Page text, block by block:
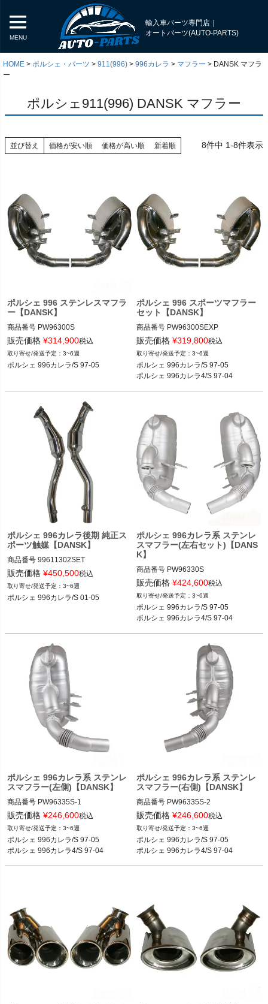
MENU
輸入車パーツ専門店｜
オートパーツ(AUTO-PARTS)
HOME ポルシェ・パーツ 911(996) 996カレラ マフラー
DANSK マフラ
ー
ポルシェ911(996) DANSK マフラー
並び替え 価格が安い順 価格が高い順 新着順 8件中 1-8件表示
ポルシェ 996 ステンレスマフラ
ー【DANSK】
商品番号 PW96300S
PW96300S
メーカー型番1：1620601010
メーカー型番2：96.300S
販売価格 ¥314,900税込
3~6週
ポルシェ 996カレラ/S 97-05
ポルシェ 996 スポーツマフラー
セット【DANSK】
商品番号 PW96300SEXP
メーカー型番1：96.300SEXP
メーカー型番2：1620601110
販売価格 ¥319,800税込
3~6週
ポルシェ 996カレラ/S 97-05
ポルシェ 996カレラ4/S 97-04
ポルシェ 996カレラ後期 純正ス
ポーツ触媒【DANSK】
商品番号 99611302SET
99611302SET
メーカー型番1：1620301110
メーカー型番2：PO-96270S
販売価格 ¥450,500税込
3~6週
ポルシェ 996カレラ/S 01-05
ポルシェ 996カレラ系 ステンレ
スマフラー(左右セット)【DANS
K】
商品番号 PW96330S
PW96330S
メーカー型番1：1620602210
メーカー型番2：	96.330S
参照型番
99611112155、99611112156、9961
1112157、99611112255、99611112
256、99611112257、9961111315
4、99611113157、99611113168、9
9611113254、99611113257、99611
113268、99611121000
販売価格 ¥424,600税込
3~6週
ポルシェ 996カレラ/S 97-05
ポルシェ 996カレラ4/S 97-04
ポルシェ 996カレラ系 ステンレ
スマフラー(左側)【DANSK】
商品番号 PW96335S-1
PW96335S-1
メーカー型番1：96.335S-1
メーカー型番2：1620609570
参照型番
99611112155、99611112156、9961
販売価格 ¥246,600税込
3~6週
ポルシェ 996カレラ/S 97-05
ポルシェ 996カレラ4/S 97-04
ポルシェ 996カレラ系 ステンレ
スマフラー(右側)【DANSK】
商品番号 PW96335S-2
PW96335S-2
メーカー型番1：1620609580
メーカー型番2：96.335S-2
参照型番
99611112255、99611112256、9961
販売価格 ¥246,600税込
3~6週
ポルシェ 996カレラ/S 97-05
ポルシェ 996カレラ4/S 97-04